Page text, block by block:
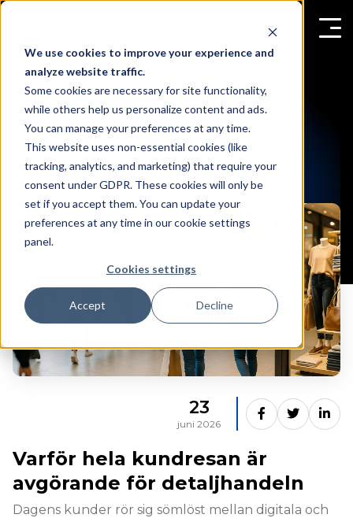
We use cookies to improve your experience and
analyze website traffic.
Some cookies are necessary for site functionality,
while others help us personalize content and ads.
You can manage your preferences at any time.
This website uses non-essential cookies (like
tracking, analytics, and marketing) that require your
consent under GDPR. These cookies will only be
set if you accept them. You can update your
preferences at any time in our cookie settings
panel.
Cookies settings
Accept Decline
Hur återförsäljare kan
mäta hela kundresan
23
juni 2026
Varför hela kundresan är
avgörande för detaljhandeln
Dagens kunder rör sig sömlöst mellan digitala och